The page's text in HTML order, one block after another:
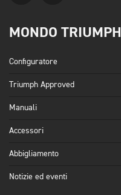
MONDO TRIUMPH
Configuratore
Triumph Approved
Manuali
Accessori
Abbigliamento
Notizie ed eventi